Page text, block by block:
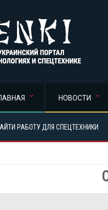
НОВОСТИ
РАБОТУ ДЛЯ СПЕЦТЕХНИКИ